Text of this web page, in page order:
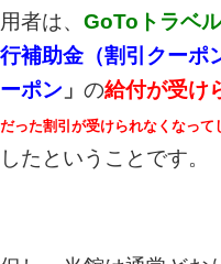
用者は、 GoToトラベ
行補助金（割引クーポ
ーポン 」 の給付が受け
だった割引が受けられなくなって
したということです。